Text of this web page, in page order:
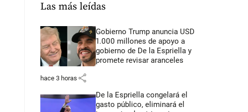
Las más leídas
Gobierno Trump anuncia USD
1.000 millones de apoyo a
gobierno de De la Espriella y
promete revisar aranceles
hace 3 horas share
De la Espriella congelará el
gasto público, eliminará el